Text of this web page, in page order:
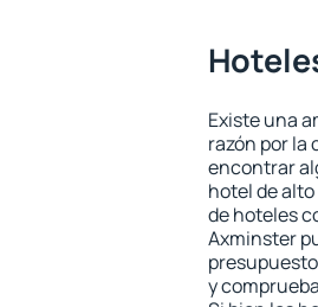
Existe una
razón por la
encontrar
hotel de
de hoteles
Axminster
y